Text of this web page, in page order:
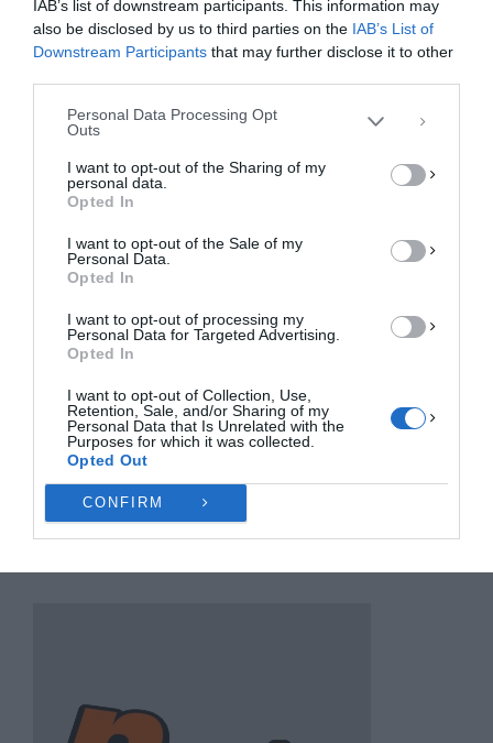
IAB’s list of downstream participants. This information may
also be disclosed by us to third parties on the IAB’s List of
Downstream Participants that may further disclose it to other
Personal Data Processing Opt
Outs
I want to opt-out of the Sharing of my
personal data.
Opted In
I want to opt-out of the Sale of my
Personal Data.
Opted In
I want to opt-out of processing my
Personal Data for Targeted Advertising.
Opted In
I want to opt-out of Collection, Use,
Retention, Sale, and/or Sharing of my
Personal Data that Is Unrelated with the
Purposes for which it was collected.
Opted Out
CONFIRM
cookies για την αποθήκευση ή/και την πρόσβαση σε πληροφορίες συσκευών.
Η συγκατάθεση για τις εν λόγω τεχνολογίες θα μας επιτρέψει να
επεξεργαστούμε δεδομένα προσωπικού χαρακτήρα, όπως συμπεριφορά
περιήγησης ή μοναδικά αναγνωριστικά σε αυτόν τον ιστότοπο. Η μη
συγκατάθεση ή η ανάκληση της συγκατάθεσης, μπορεί να επηρεάσει
αρνητικά ορισμένες λειτουργίες και δυνατότητες.
ΠΡΟΒΟΛΉ ΠΡΟΤΙΜΉΣΕΩΝ
Πολιτική Cookies